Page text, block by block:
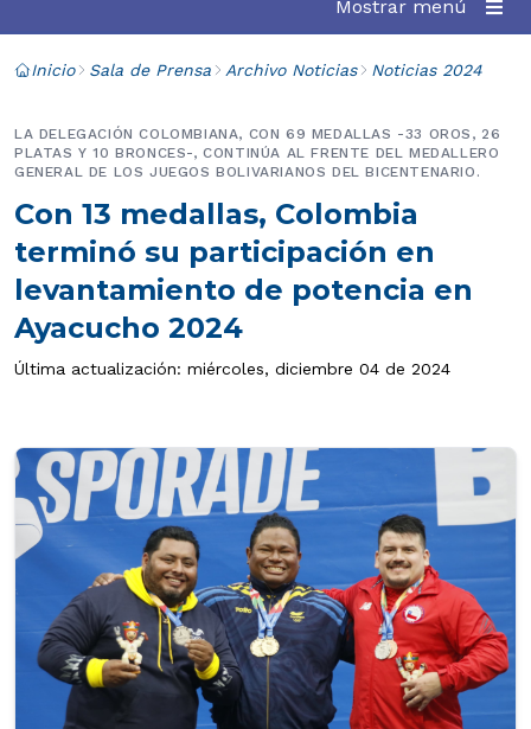
Mostrar menú
Inicio Sala de Prensa Archivo Noticias Noticias 2024
Con 13 medallas, Colombia
terminó su participación en
levantamiento de potencia en
Ayacucho 2024
LA DELEGACIÓN COLOMBIANA, CON 69 MEDALLAS -33 OROS, 26
PLATAS Y 10 BRONCES-, CONTINÚA AL FRENTE DEL MEDALLERO
GENERAL DE LOS JUEGOS BOLIVARIANOS DEL BICENTENARIO.
Última actualización: miércoles, diciembre 04 de 2024